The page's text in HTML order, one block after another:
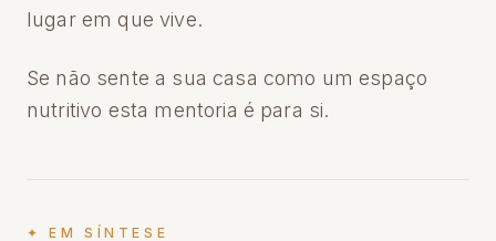
lugar em que vive.
Se não sente a sua casa como um espaço
nutritivo esta mentoria é para si.
✦ EM SÍNTESE